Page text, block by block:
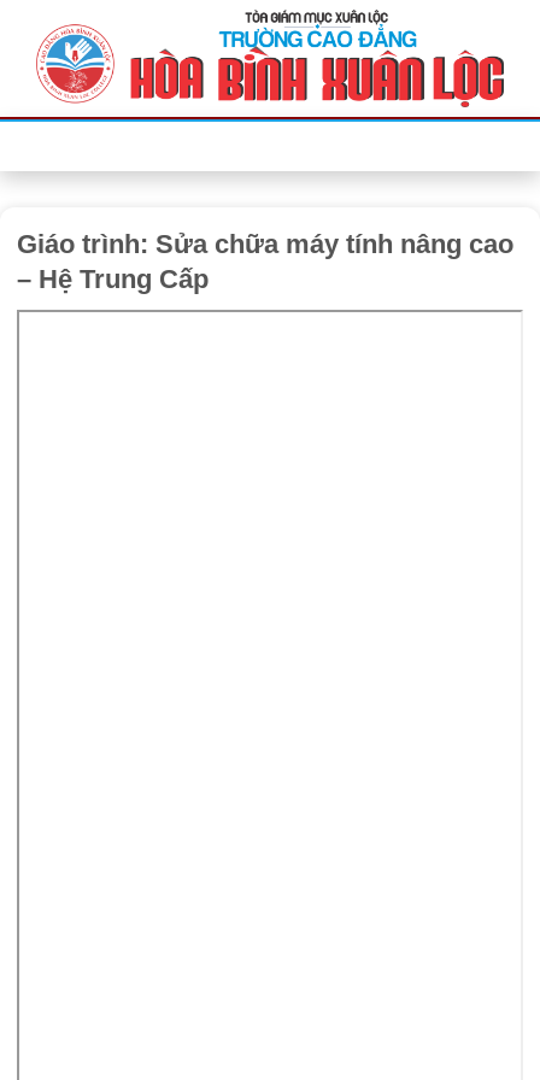
Giáo trình: Sửa chữa máy tính nâng cao
– Hệ Trung Cấp